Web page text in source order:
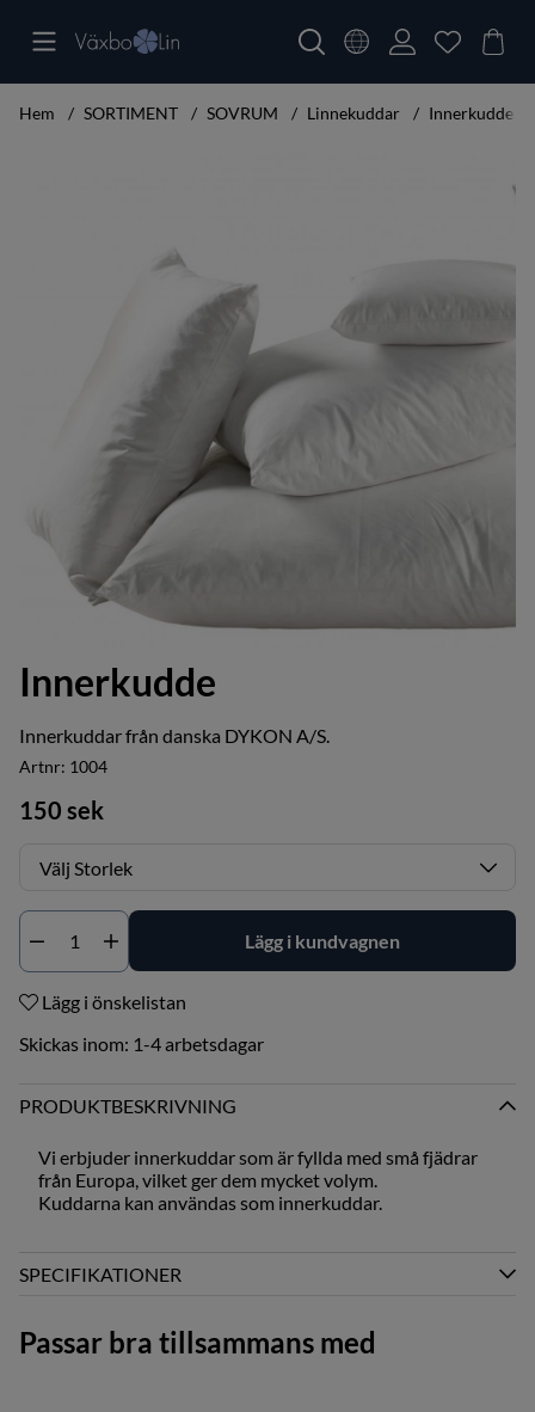
Hem SORTIMENT SOVRUM Linnekuddar Innerkudde
Innerkudde
Innerkuddar från danska DYKON A/S.
Artnr: 1004
150 sek
Antal Lägg i kundvagnen
Lägg i önskelistan
Skickas inom: 1-4 arbetsdagar
PRODUKTBESKRIVNING
Vi erbjuder innerkuddar som är fyllda med små fjädrar
från Europa, vilket ger dem mycket volym.
Kuddarna kan användas som innerkuddar.
SPECIFIKATIONER
Passar bra tillsammans med